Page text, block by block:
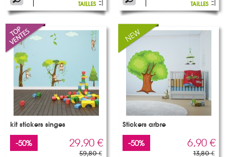
kit stickers singes
-50% 29,90 €
59,80 €
Stickers arbre
-50% 6,90 €
13,80 €